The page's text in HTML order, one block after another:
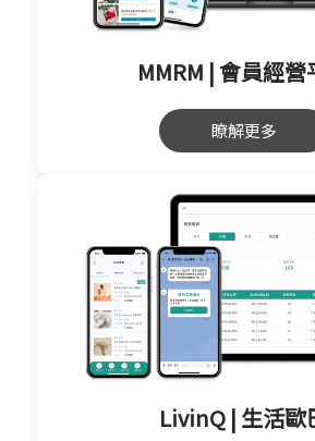
MMRM | 會員經營
瞭解更多
LivinQ | 生活歐